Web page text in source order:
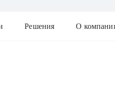
Решения О